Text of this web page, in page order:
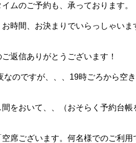
ムのご予約も、承っております。
時間、お決まりでいらっしゃいま
返信ありがとうございます！
なのですが、、、19時ごろから空
おいて、、（おそらく予約台帳
席ございます。何名様でのご利用